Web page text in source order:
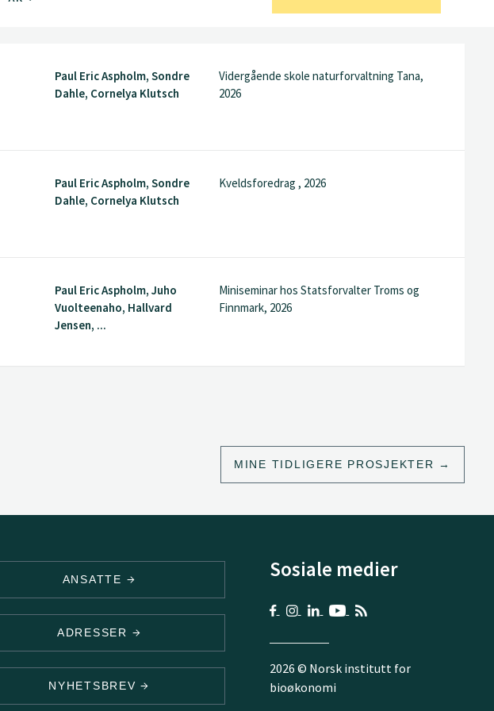
Paul Eric Aspholm, Sondre
Dahle, Cornelya Klutsch
Vidergående skole naturforvaltning Tana,
2026
Paul Eric Aspholm, Sondre
Dahle, Cornelya Klutsch
Kveldsforedrag , 2026
Paul Eric Aspholm, Juho
Vuolteenaho, Hallvard
Jensen, ...
Miniseminar hos Statsforvalter Troms og
Finnmark, 2026
MINE TIDLIGERE PROSJEKTER
ANSATTE
ADRESSER
NYHETSBREV
Sosiale medier
2026 © Norsk institutt for
bioøkonomi